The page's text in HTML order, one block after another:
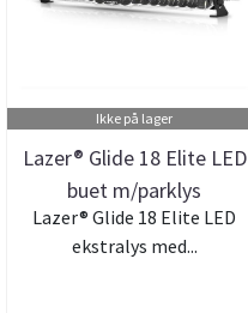
Ikke på lager
Lazer® Glide 18 Elite LED
buet m/parklys
Lazer® Glide 18 Elite LED
ekstralys med...